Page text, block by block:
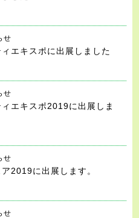
せ
エキスポに出展しました
せ
エキスポ2019に出展しま
せ
2019に出展します。
せ